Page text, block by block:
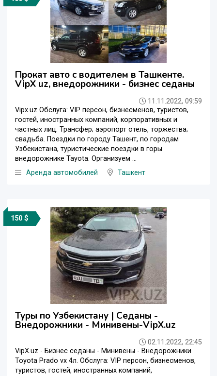
Прокат авто с водителем в Ташкенте.
VipX uz, внедорожники - бизнес седаны
11.11.2022, 09:59
Vipx.uz Обслуга: VIP персон, бизнесменов, туристов,
гостей, иностранных компаний, корпоративных и
частных лиц. Трансфер; аэропорт отель, торжества;
свадьба. Поездки по городу Ташент, по городам
Узбекистана, туристические поездки в горы
внедорожнике Tayota. Организуем ...
Аренда автомобилей
Ташкент
150 $
Туры по Узбекистану | Седаны -
Внедорожники - Минивены-VipX.uz
02.11.2022, 22:45
VipX.uz - Бизнес седаны - Минивены - Внедорожники
Toyota Prado vx 4л. Обслуга: VIP персон, бизнесменов,
туристов, гостей, иностранных компаний,